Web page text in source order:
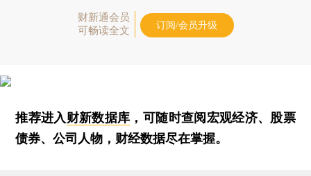
财新通会员
可畅读全文
订阅/会员升级
推荐进入财新数据库 ，可随时查阅宏观经济、股票
债券、公司人物，财经数据尽在掌握。